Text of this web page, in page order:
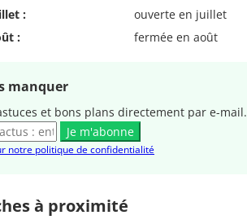
:
ouverte en juillet
:
fermée en août
manquer
et bons plans directement par e-mail.
Je m'abonne
notre politique de confidentialité
à proximité